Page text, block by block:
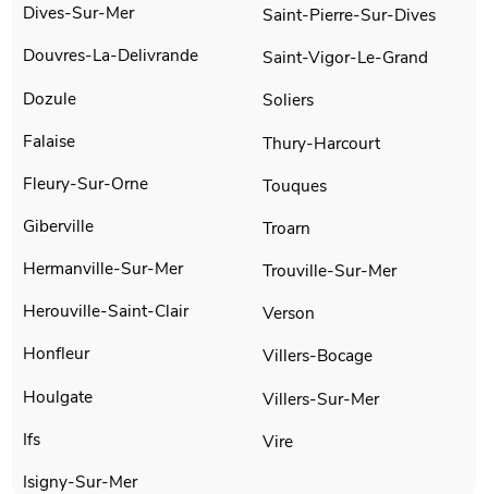
Dives-Sur-Mer
Douvres-La-Delivrande
Dozule
Falaise
Fleury-Sur-Orne
Giberville
Hermanville-Sur-Mer
Herouville-Saint-Clair
Honfleur
Houlgate
Ifs
Isigny-Sur-Mer
Saint-Pierre-Sur-Dives
Saint-Vigor-Le-Grand
Soliers
Thury-Harcourt
Touques
Troarn
Trouville-Sur-Mer
Verson
Villers-Bocage
Villers-Sur-Mer
Vire